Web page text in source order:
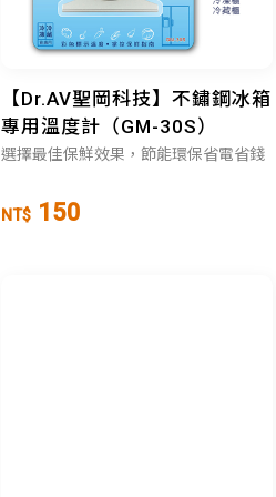
【Dr.AV聖岡科技】不鏽鋼冰箱
專用溫度計（GM-30S）
選擇最佳保鮮效果，節能環保省電省錢
NT$ 150